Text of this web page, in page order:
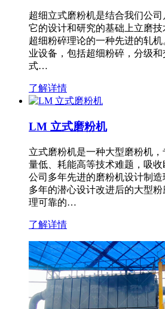
超细立式磨粉机是结合我们公司
它的设计和研究的基础上立磨
超细粉碎理论的一种先进的轧
业设备，包括超细粉碎，分级
式…
了解详情
LM 立式磨粉机
立式磨粉机是一种大型磨粉机
量低、耗能高等技术难题，吸
公司多年先进的磨粉机设计制
多年的潜心设计改进后的大型
理可靠的…
了解详情